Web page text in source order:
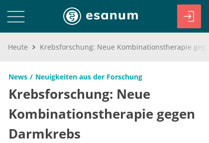
Heute
News Neuigkeiten aus der Forschung
Krebsforschung: Neue
Kombinationstherapie gegen
Darmkrebs